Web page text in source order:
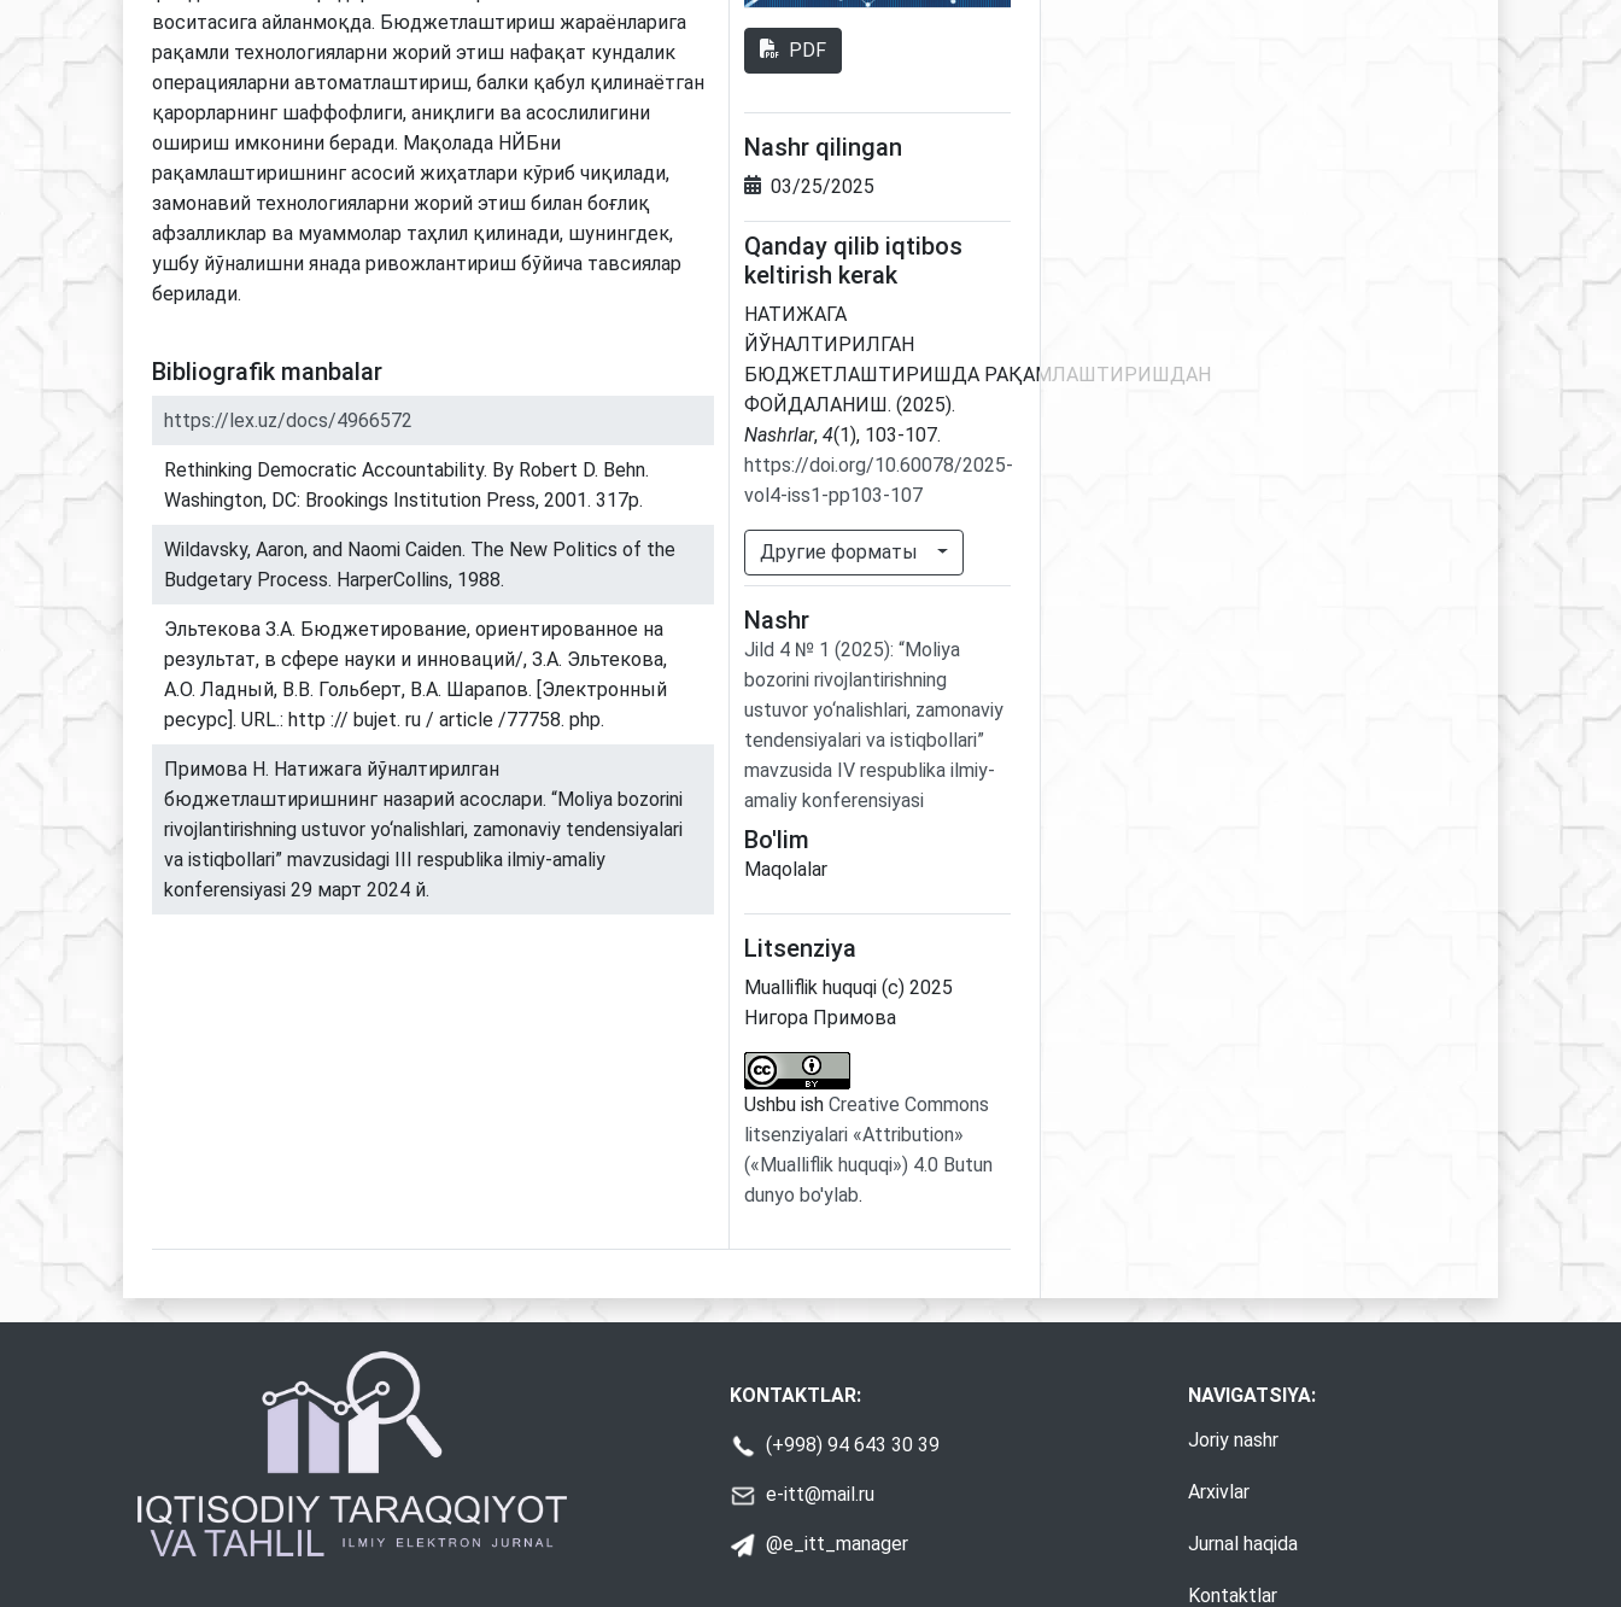
воситасига айланмоқда. Бюджетлаштириш жараёнларига
рақамли технологияларни жорий этиш нафақат кундалик
операцияларни автоматлаштириш, балки қабул қилинаётган
қарорларнинг шаффофлиги, аниқлиги ва асослилигини
ошириш имконини беради. Мақолада НЙБни
рақамлаштиришнинг асосий жиҳатлари кўриб чиқилади,
замонавий технологияларни жорий этиш билан боғлиқ
афзалликлар ва муаммолар таҳлил қилинади, шунингдек,
ушбу йўналишни янада ривожлантириш бўйича тавсиялар
берилади.
Bibliografik manbalar
https://lex.uz/docs/4966572
Rethinking Democratic Accountability. By Robert D. Behn.
Washington, DC: Brookings Institution Press, 2001. 317p.
Wildavsky, Aaron, and Naomi Caiden. The New Politics of the
Budgetary Process. HarperCollins, 1988.
Эльтекова З.А. Бюджетирование, ориентированное на
результат, в сфере науки и инноваций/, З.А. Эльтекова,
А.О. Ладный, В.В. Гольберт, В.А. Шарапов. [Электронный
ресурс]. URL.: http :// bujet. ru / article /77758. php.
Примова Н. Натижага йўналтирилган
бюджетлаштиришнинг назарий асослари. “Moliya bozorini
rivojlantirishning ustuvor yo‘nalishlari, zamonaviy tendensiyalari
va istiqbollari” mavzusidagi III respublika ilmiy-amaliy
konferensiyasi 29 март 2024 й.
PDF
Nashr qilingan
03/25/2025
Qanday qilib iqtibos
keltirish kerak
НАТИЖАГА
ЙЎНАЛТИРИЛГАН
БЮДЖЕТЛАШТИРИШДА РАҚАМЛАШТИРИШДАН
ФОЙДАЛАНИШ. (2025).
Nashrlar, 4(1), 103-107.
https://doi.org/10.60078/2025-
vol4-iss1-pp103-107
Другие форматы
Nashr
Jild 4№ 1 (2025): “Moliya
bozorini rivojlantirishning
ustuvor yo‘nalishlari, zamonaviy
tendensiyalari va istiqbollari”
mavzusida IV respublika ilmiy-
amaliy konferensiyasi
Bo'lim
Maqolalar
Litsenziya
Mualliflik huquqi (c) 2025
Нигора Примова
Ushbu ish Creative Commons
litsenziyalari «Attribution»
(«Mualliflik huquqi») 4.0 Butun
dunyo bo'ylab.
KONTAKTLAR:
(+998) 94 643 30 39
e-itt@mail.ru
@e_itt_manager
NAVIGATSIYA:
Joriy nashr
Arxivlar
Jurnal haqida
Kontaktlar